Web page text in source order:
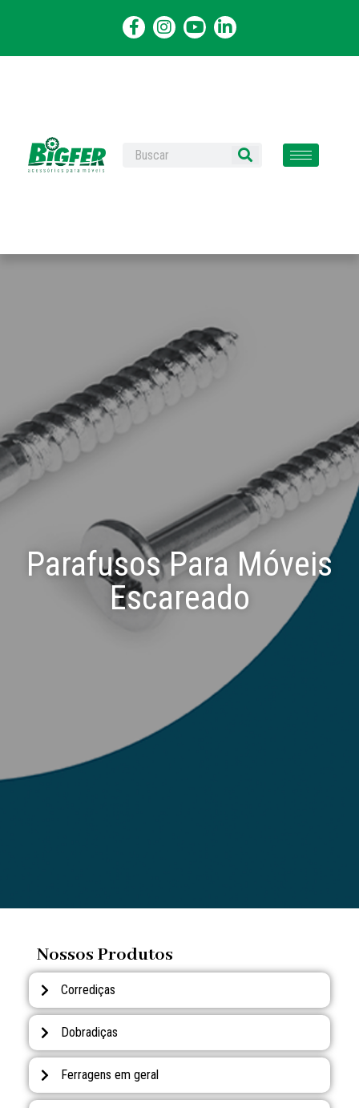
Parafusos Para Móveis
Escareado
Nossos Produtos
Corrediças
Dobradiças
Ferragens em geral